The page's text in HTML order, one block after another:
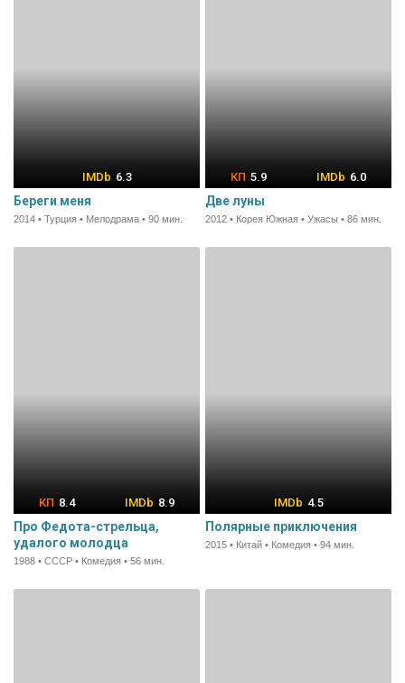
6.3
Береги меня
2014 • Турция • Мелодрама • 90 мин.
5.9 6.0
Две луны
2012 • Корея Южная • Ужасы • 86 мин.
8.4 8.9
Про Федота-стрельца,
удалого молодца
1988 • СССР • Комедия • 56 мин.
4.5
Полярные приключения
2015 • Китай • Комедия • 94 мин.